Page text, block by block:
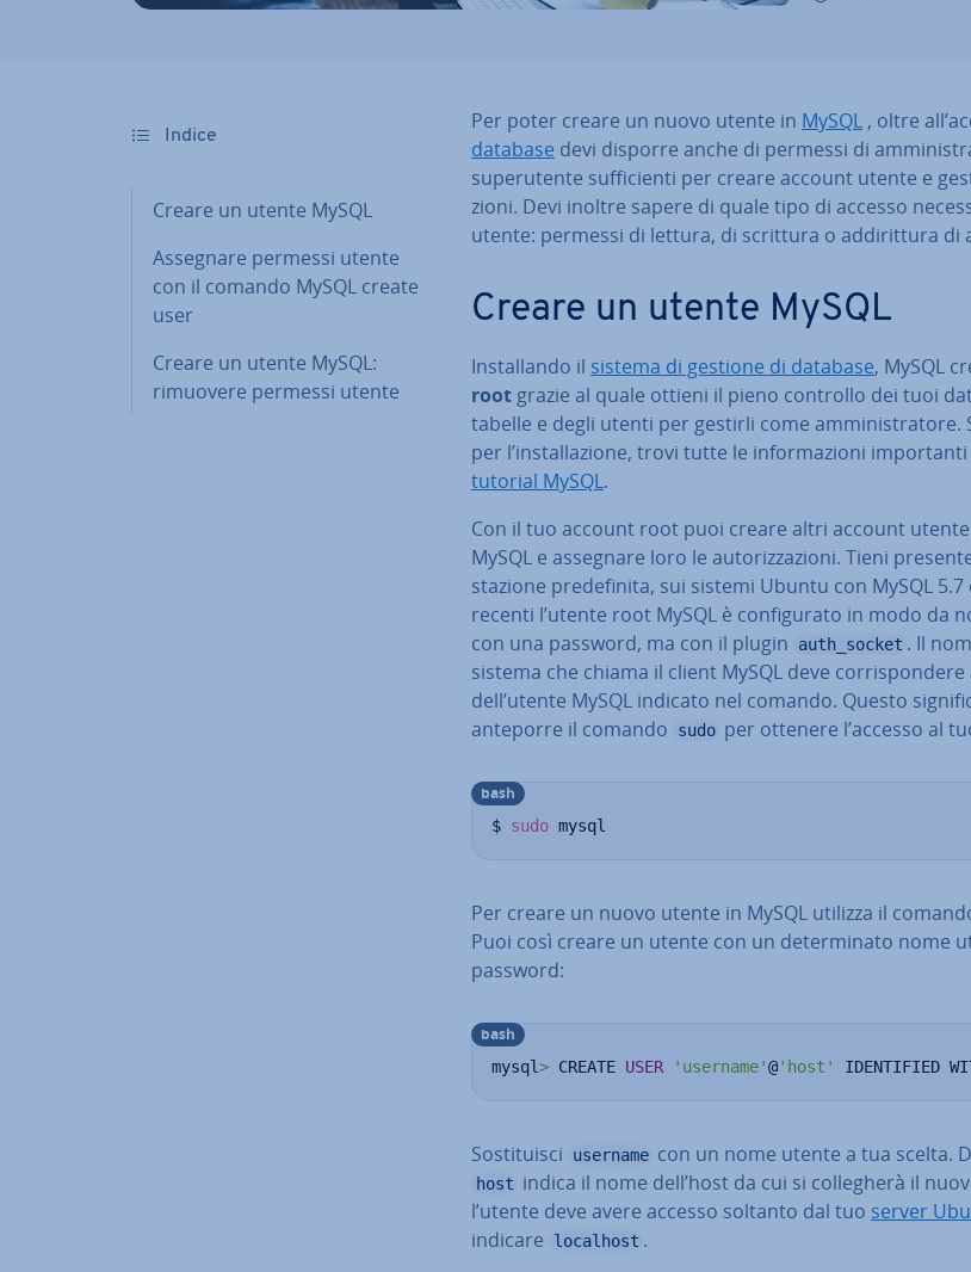
Indice
Creare un utente MySQL
Assegnare permessi utente
con il comando MySQL create
user
Creare un utente MySQL:
rimuovere permessi utente
Per poter creare un nuovo utente in MySQL , oltre
database devi disporre anche di permessi di
su­pe­ru­ten­te suf­fi­cien­ti per creare account utente e
zio­ni. Devi inoltre sapere di quale tipo di accesso
utente: permessi di lettura, di scrittura o ad­di­rit­tu­ra di
Creare un utente MySQL
In­stal­lan­do il sistema di gestione di database, MySQL
root grazie al quale ottieni il pieno controllo dei tuoi
tabelle e degli utenti per gestirli come am­mi­ni­stra­to­re.
per l’in­stal­la­zio­ne, trovi tutte le in­for­ma­zio­ni
tutorial MySQL.
Con il tuo account root puoi creare altri account
MySQL e assegnare loro le au­to­riz­za­zio­ni. Tieni
sta­zio­ne pre­de­fi­ni­ta, sui sistemi Ubuntu con MySQL
recenti l’utente root MySQL è con­fi­gu­ra­to in modo da
con una password, ma con il plugin
auth_socket . Il
sistema che chiama il client MySQL deve cor­ri­spon­de­re
dell’utente MySQL indicato nel comando. Questo
anteporre il comando
sudo per ottenere l’accesso al
$ sudo mysql
bash
Per creare un nuovo utente in MySQL utilizza il
Puoi così creare un utente con un de­ter­mi­na­to nome
password:
mysql> CREATE USER 'username'@'host' IDENTIFIED
bash
So­sti­tui­sci username con un nome utente a tua scelta.
host indica il nome dell’host da cui si col­le­ghe­rà il
l’utente deve avere accesso soltanto dal tuo server
indicare
localhost .